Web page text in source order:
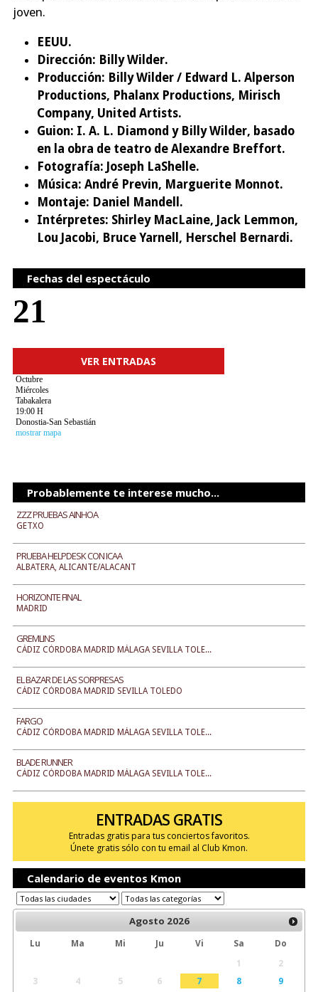
joven.
EEUU.
Dirección: Billy Wilder.
Producción: Billy Wilder / Edward L. Alperson
Productions, Phalanx Productions, Mirisch
Company, United Artists.
Guion: I. A. L. Diamond y Billy Wilder, basado
en la obra de teatro de Alexandre Breffort.
Fotografía: Joseph LaShelle.
Música: André Previn, Marguerite Monnot.
Montaje: Daniel Mandell.
Intérpretes: Shirley MacLaine, Jack Lemmon,
Lou Jacobi, Bruce Yarnell, Herschel Bernardi.
Fechas del espectáculo
21
VER ENTRADAS
Octubre
Miércoles
Tabakalera
19:00 H
Donostia-San Sebastián
mostrar mapa
Probablemente te interese mucho...
ZZZ PRUEBAS AINHOA
GETXO
PRUEBA HELPDESK CON ICAA
ALBATERA, ALICANTE/ALACANT
HORIZONTE FINAL
MADRID
GREMLINS
CÁDIZ CÓRDOBA MADRID MÁLAGA SEVILLA TOLE...
EL BAZAR DE LAS SORPRESAS
CÁDIZ CÓRDOBA MADRID SEVILLA TOLEDO
FARGO
CÁDIZ CÓRDOBA MADRID MÁLAGA SEVILLA TOLE...
BLADE RUNNER
CÁDIZ CÓRDOBA MADRID MÁLAGA SEVILLA TOLE...
ENTRADAS GRATIS
Entradas gratis para tus conciertos favoritos.
Únete gratis sólo con tu email al Club Kmon.
Calendario de eventos Kmon
Agosto 2026
Lu Ma Mi Ju Vi Sa
Do
1
2
3
4 5 6 7 8
9